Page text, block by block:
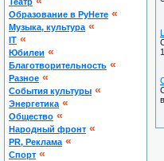
Образование в РуНете «
Музыка, культура «
IT «
Юбилеи «
Благотворительность «
Разное «
Cобытия культуры «
Энергетика «
Общество «
Народный фронт «
PR, Реклама «
Спорт «